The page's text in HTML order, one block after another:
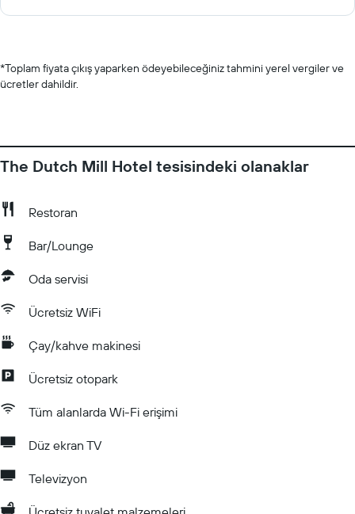
*Toplam fiyata çıkış yaparken ödeyebileceğiniz tahmini yerel vergiler ve
ücretler dahildir.
The Dutch Mill Hotel tesisindeki olanaklar
Restoran
Bar/Lounge
Oda servisi
Ücretsiz WiFi
Çay/kahve makinesi
Ücretsiz otopark
Tüm alanlarda Wi-Fi erişimi
Düz ekran TV
Televizyon